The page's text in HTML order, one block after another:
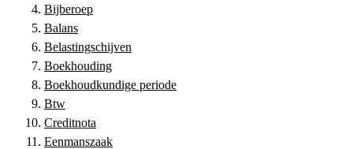
Bijberoep
Balans
Belastingschijven
Boekhouding
Boekhoudkundige periode
Btw
Creditnota
Eenmanszaak